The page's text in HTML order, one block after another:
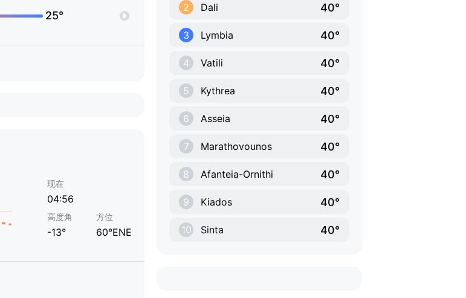
25°
现在
04:56
高度角
-13°
方位
60°ENE
2 Dali 40°
3 Lymbia 40°
4 Vatili 40°
5 Kythrea 40°
6 Asseia 40°
7 Marathovounos 40°
8 Afanteia-Ornithi 40°
9 Kiados 40°
10 Sinta 40°